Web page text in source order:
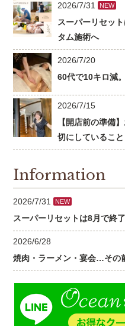
2026/7/31 NEW
スーパーリセッ
タム施術へ
2026/7/20
60代で10キロ減
2026/7/15
【開店前の準備
切にしていること
Information
2026/7/31 NEW
スーパーリセットは8月で終
2026/6/28
焼肉・ラーメン・宴会…その